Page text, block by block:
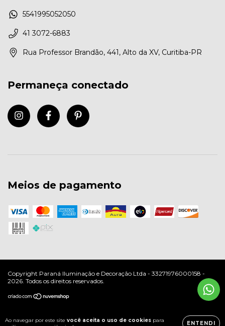
Ao navegar por este site você aceita o uso de cookies para
ENTENDI
5541995052050
41 3072-6883
Rua Professor Brandão, 441, Alto da XV, Curitiba-PR
Permaneça conectado
Meios de pagamento
Copyright Paraná Iluminação e Decoração Ltda - 33271976000158 -
2026. Todos os direitos reservados.